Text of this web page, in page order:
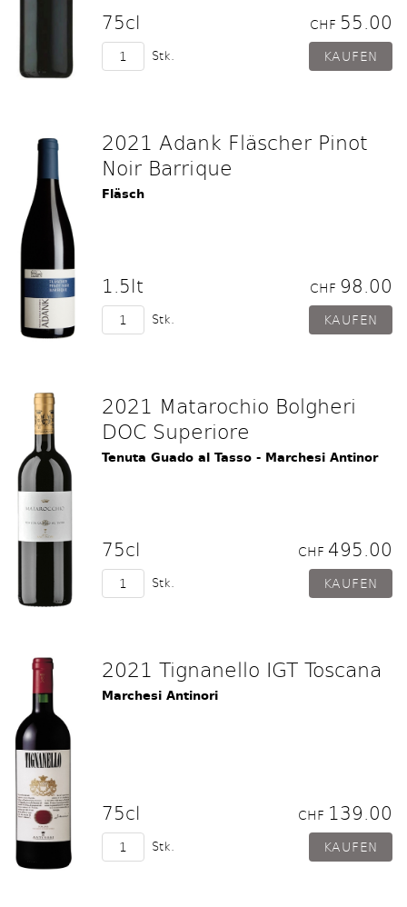
75cl CHF 55.00
Stk.
2021 Adank Fläscher Pinot
Noir Barrique
Fläsch
1.5lt CHF 98.00
Stk.
2021 Matarochio Bolgheri
DOC Superiore
Tenuta Guado al Tasso - Marchesi Antinor
75cl CHF 495.00
Stk.
2021 Tignanello IGT Toscana
Marchesi Antinori
75cl CHF 139.00
Stk.